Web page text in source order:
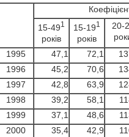
15-491
років
15-191
років
20-
1995
47,1 72,1
1996
45,2 70,6
1997
42,8 63,9
1998
39,2 58,1
1999
37,1 48,6
2000
35,4 42,9